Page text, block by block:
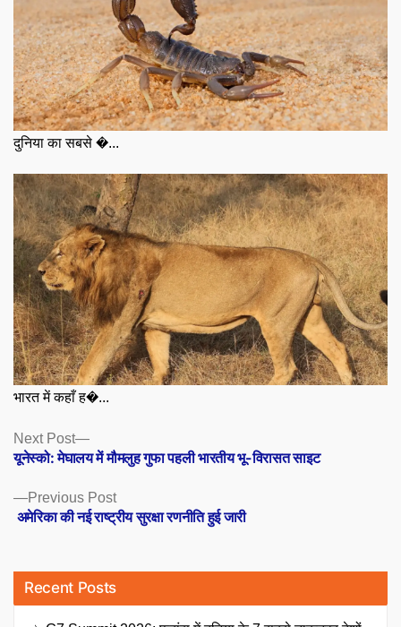
दुनिया का सबसे �...
भारत में कहाँ ह�...
Posts
navigation
Previous PostPrevious
post:
अमेरिका की नई राष्ट्रीय सुरक्षा रणनीति हुई जारी
Next Post
Next
post:
यूनेस्को: मेघालय में मौमलुह गुफा पहली भारतीय भू-विरासत साइट
Recent Posts